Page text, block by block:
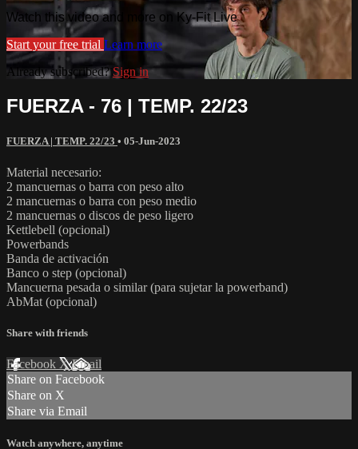
Watch this video and more on Ky-Fit Live
Start your free trial Learn more
Already subscribed?Sign in
FUERZA - 76 | TEMP. 22/23
FUERZA | TEMP. 22/23 • 05-Jun-2023
Material necesario:
2 mancuernas o barra con peso alto
2 mancuernas o barra con peso medio
2 mancuernas o discos de peso ligero
Kettlebell (opcional)
Powerbands
Banda de activación
Banco o step (opcional)
Mancuerna pesada o similar (para sujetar la powerband)
AbMat (opcional)
Share with friends
Facebook XEmail
Share on Facebook
Share on X
Share via Email
Watch anywhere, anytime